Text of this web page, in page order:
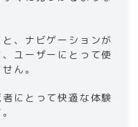
、ナビゲーションが
ユーザーにとって使
ん。
にとって快適な体験